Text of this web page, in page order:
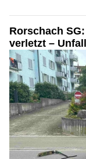
Rorschach
verletzt –